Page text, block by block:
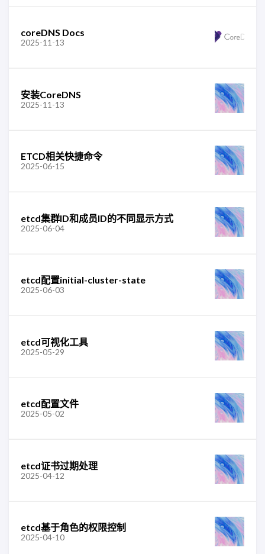
coreDNS Docs
2025-11-13
安装CoreDNS
2025-11-13
ETCD相关快捷命令
2025-06-15
etcd集群ID和成员ID的不同显示方式
2025-06-04
etcd配置initial-cluster-state
2025-06-03
etcd可视化工具
2025-05-29
etcd配置文件
2025-05-02
etcd证书过期处理
2025-04-12
etcd基于角色的权限控制
2025-04-10